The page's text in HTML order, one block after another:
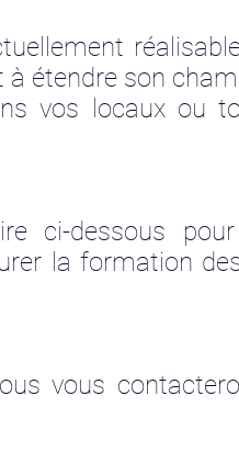
étendre son
vos locaux ou
ci-dessous
la formation
vous